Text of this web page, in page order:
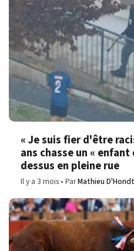
« Je suis fier d'être
ans chasse un «
dessus en pleine rue
Il y a 3 mois ParMathieu D'Hondt